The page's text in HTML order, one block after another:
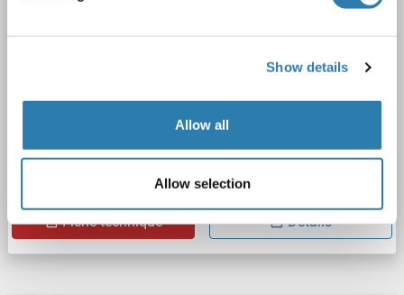
Show details
Allow all
Allow selection
ELISA
N° du produit ABIN1081945
Fiche technique Détails